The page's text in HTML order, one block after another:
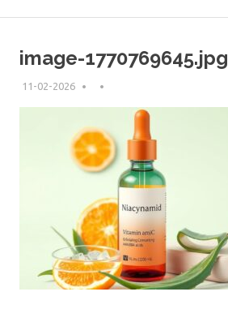
image-1770769645.jpg
11-02-2026